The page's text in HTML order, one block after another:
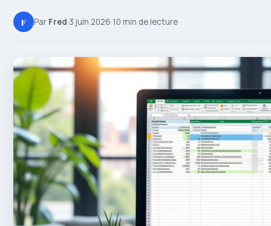
F Par Fred·3 juin 2026·10 min de lecture